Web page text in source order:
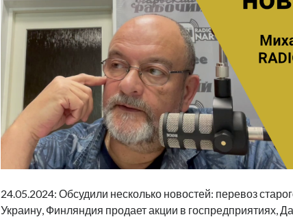
24.05.2024: Обсудили несколько новостей: перевоз
Украину, Финляндия продает акции в госпредприятиях,